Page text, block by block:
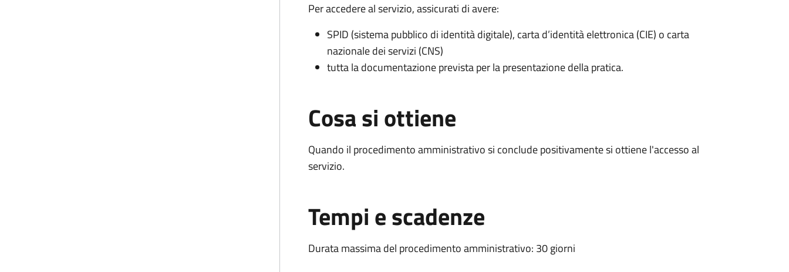
Per accedere al servizio, assicurati di avere:
SPID (sistema pubblico di identità digitale), carta d’identità elettronica (CIE) o carta
nazionale dei servizi (CNS)
tutta la documentazione prevista per la presentazione della pratica.
Cosa si ottiene
Quando il procedimento amministrativo si conclude positivamente si ottiene l'accesso al
servizio.
Tempi e scadenze
Durata massima del procedimento amministrativo: 30 giorni